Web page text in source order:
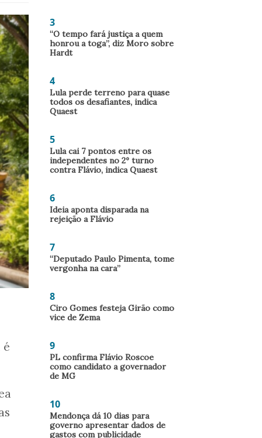
3
“O tempo fará justiça a quem
honrou a toga”, diz Moro sobre
Hardt
4
Lula perde terreno para quase
todos os desafiantes, indica
Quaest
5
Lula cai 7 pontos entre os
independentes no 2º turno
contra Flávio, indica Quaest
6
Ideia aponta disparada na
rejeição a Flávio
7
“Deputado Paulo Pimenta, tome
vergonha na cara”
8
Ciro Gomes festeja Girão como
vice de Zema
9
PL confirma Flávio Roscoe
como candidato a governador
de MG
10
Mendonça dá 10 dias para
governo apresentar dados de
gastos com publicidade